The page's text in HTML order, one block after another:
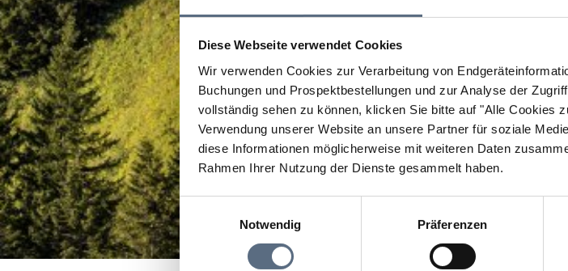
Diese Webseite verwendet Cookies
Wir verwenden Cookies zur Verarbeitung von
Buchungen und Prospektbestellungen und zur Analyse der
vollständig sehen zu können, klicken Sie bitte auf "Alle Cookies
Verwendung unserer Website an unsere Partner für soziale
diese Informationen möglicherweise mit weiteren Daten
Rahmen Ihrer Nutzung der Dienste gesammelt haben.
Einwilligungsauswahl
Notwendig
Präferenzen